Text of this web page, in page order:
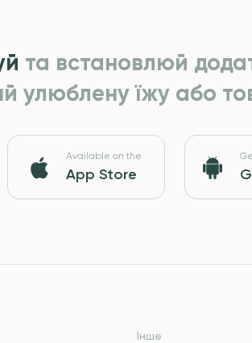
та встановлюй
улюблену їжу або
Available on the
App Store
Інше